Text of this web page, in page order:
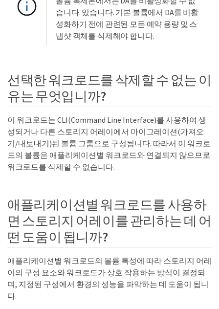
습니다. 있습니다. 기본 볼륨에서 DA를 비활
성화하기 전에 관련된 모든 예약 용량 및 스
냅샷 객체를 삭제해야 합니다.
선택한 워크로드를 삭제할 수 없는 이
유는 무엇입니까?
이 워크로드는 CLI(Command Line Interface)를 사용하여 생
성되거나 다른 스토리지 어레이에서 마이그레이션(가져오
기/내보내기)된 볼륨 그룹으로 구성됩니다. 따라서 이 워크로
드의 볼륨은 애플리케이션별 워크로드와 연결되지 않으므로
워크로드를 삭제할 수 없습니다.
애플리케이션별 워크로드를 사용하
면 스토리지 어레이를 관리하는 데 어
떤 도움이 됩니까?
애플리케이션별 워크로드의 볼륨 특성에 따라 스토리지 어레
이의 구성 요소와 워크로드가 상호 작용하는 방식이 결정되
며, 지정된 구성에서 환경의 성능을 파악하는 데 도움이 됩니
다.